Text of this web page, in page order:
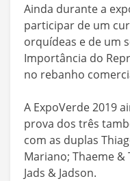
Ainda durante a
participar de um
orquídeas e de um
Importância do
no rebanho
A ExpoVerde 2019
prova dos três
com as duplas
Mariano; Thaeme
Jads & Jadson.